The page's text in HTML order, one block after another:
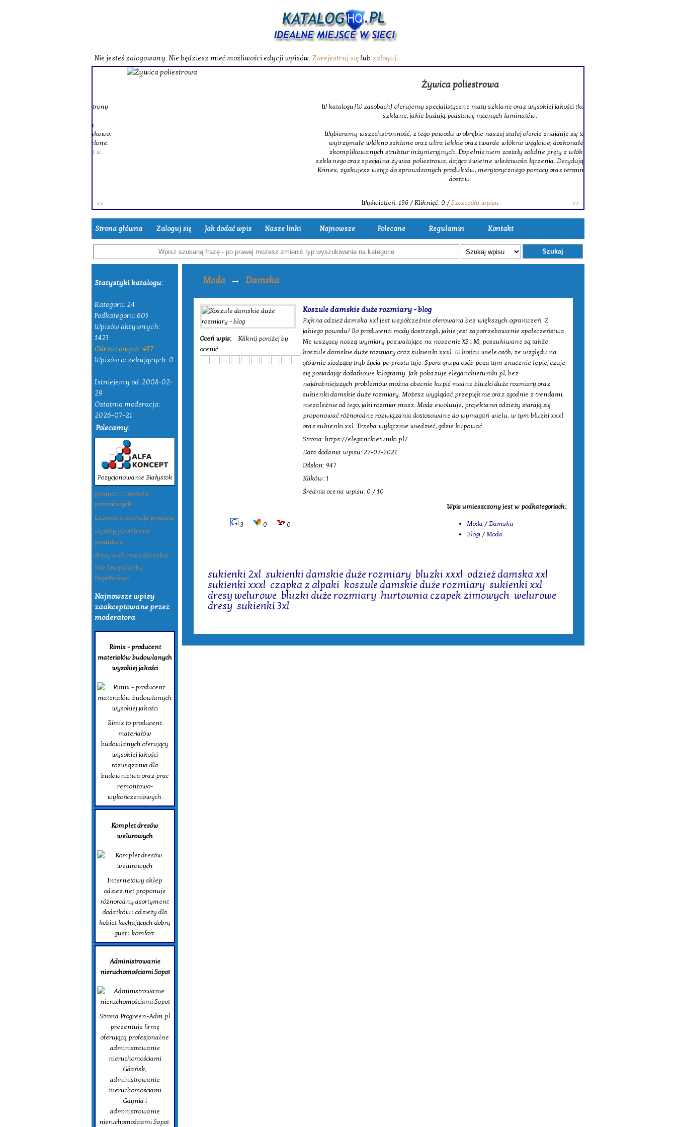
Nie jesteś zalogowany. Nie będziesz mieć możliwości edycji wpisów. Zarejestruj się lub zaloguj.
Żywica poliestrowa
W katalogu|W zasobach} oferujemy specjalistyczne maty szklane oraz wysokiej jakości tkaniny
szklane, jakie budują podstawę mocnych laminatów.
Wybieramy wszechstronność, z tego powodu w obrębie naszej stałej ofercie znajduje się także
wytrzymałe włókno szklane oraz ultra lekkie oraz twarde włókno węglowe, doskonałe do
skomplikowanych struktur inżynieryjnych. Dopełnieniem zostały solidne pręty z włókna
szklanego oraz specjalna żywica poliestrowa, dająca świetne właściwości łączenia. Decydując się na
Krinex, zyskujesz wstęp do sprawdzonych produktów, merytorycznego pomocy oraz terminowych
Wyświetleń: 196 / Kliknięć: 0 /Szczegóły wpisu
Strona główna Zaloguj się Jak dodać wpis Nasze linki Najnowsze Polecane Regulamin Kontakt
Szukaj
Statystyki katalogu:
Kategorii: 24
Podkategorii: 605
Wpisów aktywnych:
1423
Odrzuconych: 487
Wpisów oczekujących: 0
Istniejemy od: 2008-02-
29
Ostatnia moderacja:
2026-07-21
Polecamy:
Pozycjonowanie Białystok
producent worków
próżniowych
Laserowa operacja prostaty
wyroby plastikowe
produkcja
dresy welurowe damskie
Site Snapshot by
PagePeeker
Najnowsze wpisy
zaakceptowane przez
moderatora
Rimix - producent
materiałów budowlanych
wysokiej jakości
Rimix to producent
materiałów
budowlanych oferujący
wysokiej jakości
rozwiązania dla
budownictwa oraz prac
remontowo-
wykończeniowych.
Komplet dresów
welurowych
Internetowy sklep
odziez.net proponuje
różnorodny asortyment
dodatków i odzieży dla
kobiet kochających dobry
gust i komfort.
Administrowanie
nieruchomościami Sopot
Strona Progreen-Adm.pl
prezentuje firmę
oferującą profesjonalne
administrowanie
nieruchomościami
Gdańsk,
administrowanie
nieruchomościami
Gdynia i
administrowanie
nieruchomościami Sopot.
Moda → Damska
Oceń wpis:
Kliknij poniżej by
ocenić
Koszule damskie duże rozmiary - blog
Piękna odzież damska xxl jest współcześnie oferowana bez większych ograniczeń. Z
jakiego powodu? Bo producenci mody dostrzegli, jakie jest zapotrzebowanie społeczeństwa.
Nie wszyscy noszą wymiary pozwalające na noszenie XS i M, poszukiwane są także
koszule damskie duże rozmiary oraz sukienki xxxl. W końcu wiele osób, ze względu na
głównie siedzący tryb życia po prostu tyje. Spora grupa osób poza tym znacznie lepiej czuje
się posiadając dodatkowe kilogramy. Jak pokazuje eleganckietuniki.pl, bez
najdrobniejszych problemów można obecnie kupić modne bluzki duże rozmiary oraz
sukienki damskie duże rozmiary. Możesz wyglądać przepięknie oraz zgodnie z trendami,
niezależnie od tego, jaki rozmiar masz. Moda ewoluuje, projektanci odzieży starają się
proponować różnorodne rozwiązania dostosowane do wymagań wielu, w tym bluzki xxxl
oraz sukienki xxl. Trzeba wyłącznie wiedzieć, gdzie kupować.
Strona: https://eleganckietuniki.pl/
Data dodania wpisu: 27-07-2021
Odsłon: 947
Klików: 1
Średnia ocena wpisu: 0 / 10
3 0 0
Wpis umieszczony jest w podkategoriach:
Moda /Damska
Blogi /Moda
sukienki 2xl sukienki damskie duże rozmiary bluzki xxxl odzież damska xxl
sukienki xxxl czapka z alpaki koszule damskie duże rozmiary sukienki xxl
dresy welurowe bluzki duże rozmiary hurtownia czapek zimowych welurowe
dresy sukienki 3xl